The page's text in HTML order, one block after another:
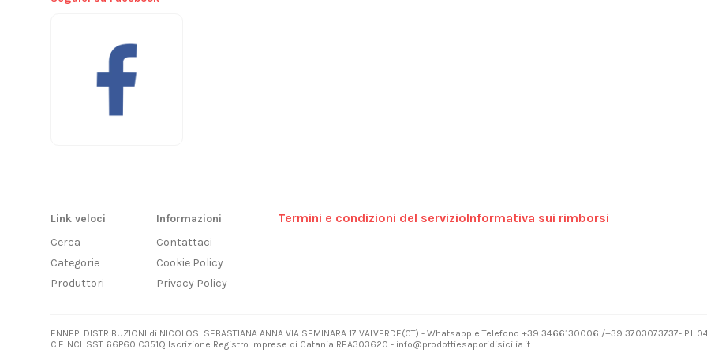
Link veloci
Cerca
Categorie
Produttori
Informazioni
Contattaci
Cookie Policy
Privacy Policy
Termini e condizioni del servizioInformativa sui rimborsi
ENNEPI DISTRIBUZIONI di NICOLOSI SEBASTIANA ANNA VIA SEMINARA 17 VALVERDE(CT) - Whatsapp e Telefono +39 3466130006 /+39 3703073737- P.I.
C.F. NCL SST 66P60 C351Q Iscrizione Registro Imprese di Catania REA303620 - info@prodottiesaporidisicilia.it